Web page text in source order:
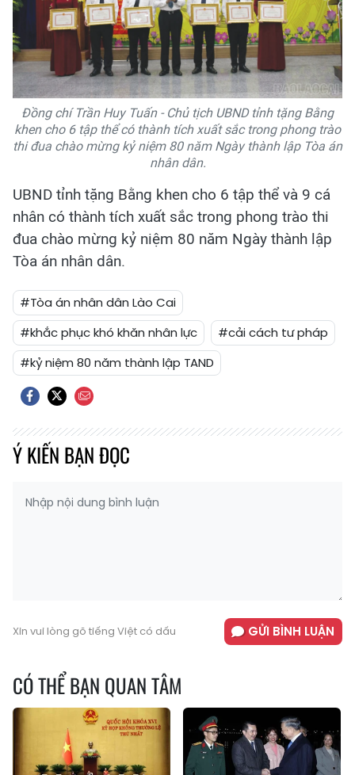
Đồng chí Trần Huy Tuấn - Chủ tịch UBND tỉnh tặng Bằng
khen cho 6 tập thể có thành tích xuất sắc trong phong trào
thi đua chào mừng kỷ niệm 80 năm Ngày thành lập Tòa án
nhân dân.
UBND tỉnh tặng Bằng khen cho 6 tập thể và 9 cá
nhân có thành tích xuất sắc trong phong trào thi
đua chào mừng kỷ niệm 80 năm Ngày thành lập
Tòa án nhân dân.
#Tòa án nhân dân Lào Cai
#khắc phục khó khăn nhân lực
#cải cách tư pháp
#kỷ niệm 80 năm thành lập TAND
Ý KIẾN BẠN ĐỌC
Xin vui lòng gõ tiếng Việt có dấu GỬI BÌNH LUẬN
CÓ THỂ BẠN QUAN TÂM